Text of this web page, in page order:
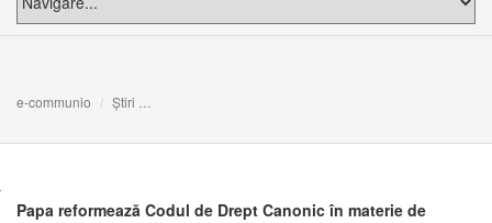
e-communio Știri
Papa reformează Codul de Drept Canonic în materie de